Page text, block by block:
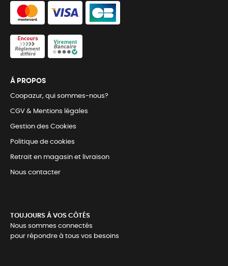
Á PROPOS
Coopazur, qui sommes-nous?
CGV & Mentions légales
Gestion des Cookies
Politique de cookies
Retrait en magasin et livraison
Nous contacter
TOUJOURS Á VOS CÔTÉS
Nous sommes connectés
pour répondre à tous vos besoins